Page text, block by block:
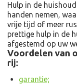
Hulp in de
handen nemen,
vrije tijd of meer
prettige hulp in de
afgestemd op uw
Voordelen van
rij:
garantie;